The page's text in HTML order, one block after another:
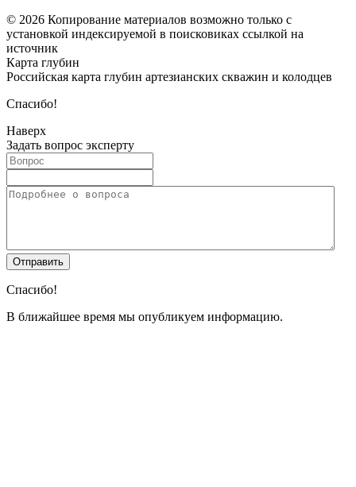
© 2026 Копирование материалов возможно только с
установкой индексируемой в поисковиках ссылкой на
источник
Карта глубин
Российская карта глубин артезианских скважин и колодцев
Спасибо!
Наверх
Задать вопрос эксперту
Спасибо!
В ближайшее время мы опубликуем информацию.